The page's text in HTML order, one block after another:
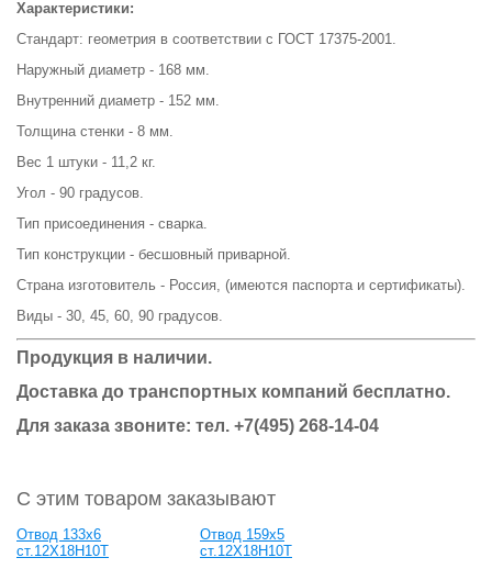
Характеристики:
Стандарт: геометрия в соответствии с ГОСТ 17375-2001.
Наружный диаметр - 168 мм.
Внутренний диаметр - 152 мм.
Толщина стенки - 8 мм.
Вес 1 штуки - 11,2 кг.
Угол - 90 градусов.
Тип присоединения - сварка.
Тип конструкции - бесшовный приварной.
Страна изготовитель - Россия, (имеются паспорта и сертификаты).
Виды - 30, 45, 60, 90 градусов.
Продукция в наличии.
Доставка до транспортных компаний бесплатно.
Для заказа звоните: тел. +7(495) 268-14-04
С этим товаром заказывают
Отвод 133х6
ст.12Х18Н10Т
Отвод 159х5
ст.12Х18Н10Т